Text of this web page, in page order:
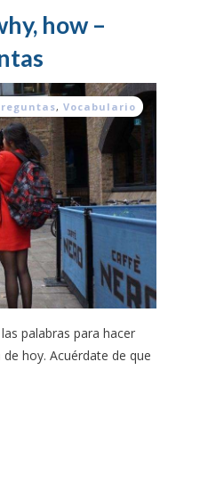
how –
, Vocabulario
palabras para hacer
hoy. Acuérdate de que